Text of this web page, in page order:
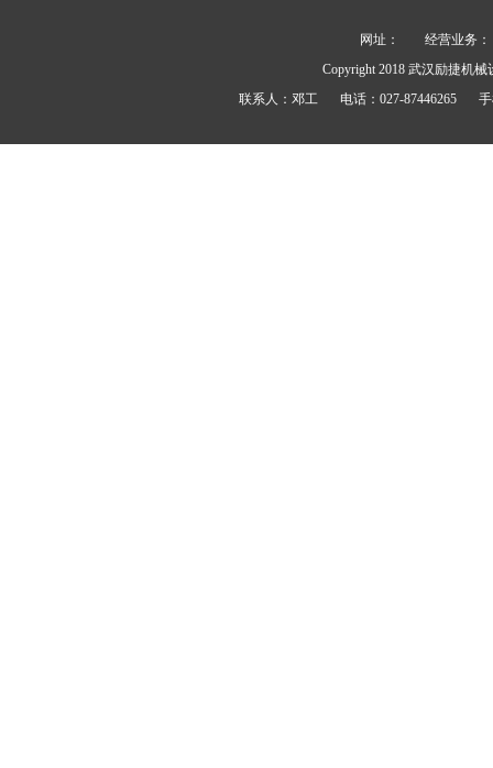
网址：
经营业务：
Copyright 2018 武汉励捷机械
联系人： 邓工 电话： 027-87446265